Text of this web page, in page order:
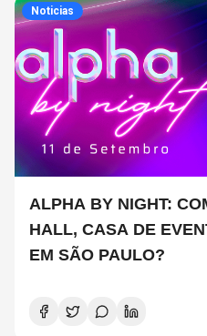
Noticias
ALPHA BY NIGHT:
HALL, CASA DE
EM SÃO PAULO?